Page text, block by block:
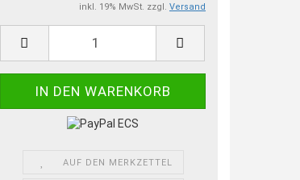
inkl. 19% MwSt. zzgl. Versand
AUF DEN MERKZETTEL